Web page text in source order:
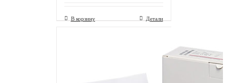
В корзину Детали